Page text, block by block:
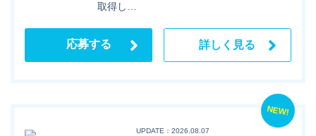
取得し…
応募する 詳しく見る
NEW!
UPDATE：2026.08.07